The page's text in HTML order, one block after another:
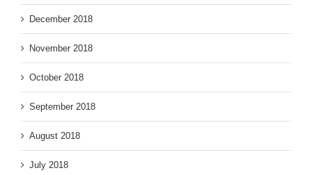
December 2018
November 2018
October 2018
September 2018
August 2018
July 2018